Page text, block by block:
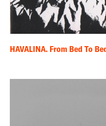
HAVALINA. From Bed To